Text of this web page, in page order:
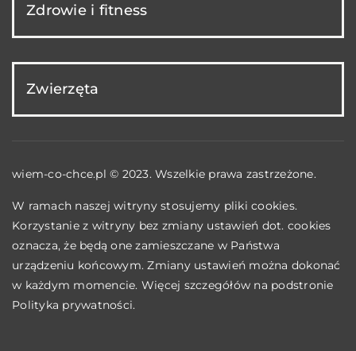
Zdrowie i fitness
Zwierzęta
wiem-co-chce.pl © 2023. Wszelkie prawa zastrzeżone.
W ramach naszej witryny stosujemy pliki cookies.
Korzystanie z witryny bez zmiany ustawień dot. cookies
oznacza, że będą one zamieszczane w Państwa
urządzeniu końcowym. Zmiany ustawień można dokonać
w każdym momencie. Więcej szczegółów na podstronie
Polityka prywatności.